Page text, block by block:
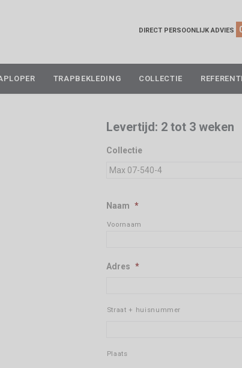
DIRECT PERSOONLIJK ADVIES
to
content
TRAPBEKLEDING COLLECTIE
Levertijd: 2 tot 3 weken
Collectie
Naam *
Voornaam
Adres *
Straat + huisnummer
Plaats